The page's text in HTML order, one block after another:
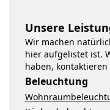
Unsere
Wir machen
hier aufgelistet ist.
haben,
Beleuchtung